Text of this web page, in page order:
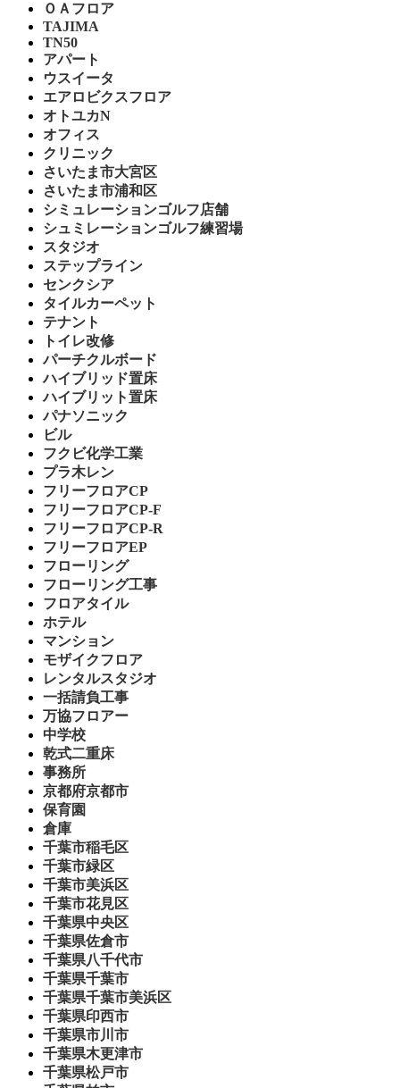
ＯＡフロア
TAJIMA
TN50
アパート
ウスイータ
エアロビクスフロア
オトユカN
オフィス
クリニック
さいたま市大宮区
さいたま市浦和区
シミュレーションゴルフ店舗
シュミレーションゴルフ練習場
スタジオ
ステップライン
センクシア
タイルカーペット
テナント
トイレ改修
パーチクルボード
ハイブリッド置床
ハイブリット置床
パナソニック
ビル
フクビ化学工業
プラ木レン
フリーフロアCP
フリーフロアCP-F
フリーフロアCP-R
フリーフロアEP
フローリング
フローリング工事
フロアタイル
ホテル
マンション
モザイクフロア
レンタルスタジオ
一括請負工事
万協フロアー
中学校
乾式二重床
事務所
京都府京都市
保育園
倉庫
千葉市稲毛区
千葉市緑区
千葉市美浜区
千葉市花見区
千葉県中央区
千葉県佐倉市
千葉県八千代市
千葉県千葉市
千葉県千葉市美浜区
千葉県印西市
千葉県市川市
千葉県木更津市
千葉県松戸市